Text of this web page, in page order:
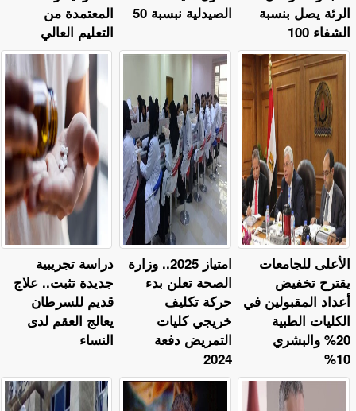
المعتمدة من
التعليم العالي
الصيدلية نبسبة 50
الرئة يصل بنسبة
الشفاء 100
دراسة تجريبية
جديدة تثبت.. علاج
قديم للسرطان
يعالج العقم لدى
النساء
امتياز 2025.. وزارة
الصحة تعلن بدء
حركة تكليف
خريجي كليات
التمريض دفعة
2024
الأعلى للجامعات
يقترح تخفيض
أعداد المقبولين في
الكليات الطبية
20% والبشري
10%